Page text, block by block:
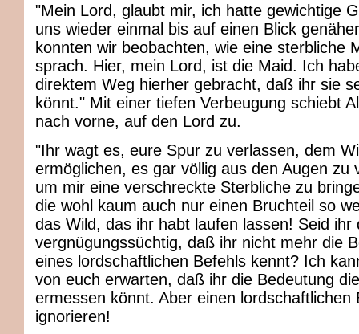
"Mein Lord, glaubt mir, ich hatte gewichtige
uns wieder einmal bis auf einen Blick
konnten wir beobachten, wie eine sterbliche
sprach. Hier, mein Lord, ist die Maid. Ich
direktem Weg hierher gebracht, daß ihr sie
könnt." Mit einer tiefen Verbeugung schiebt
nach vorne, auf den Lord zu.
"Ihr wagt es, eure Spur zu verlassen, dem
ermöglichen, es gar völlig aus den Augen zu
um mir eine verschreckte Sterbliche zu
die wohl kaum auch nur einen Bruchteil so
das Wild, das ihr habt laufen lassen! Seid ihr
vergnügungssüchtig, daß ihr nicht mehr die
eines lordschaftlichen Befehls kennt? Ich
von euch erwarten, daß ihr die Bedeutung
ermessen könnt. Aber einen lordschaftlichen
ignorieren!